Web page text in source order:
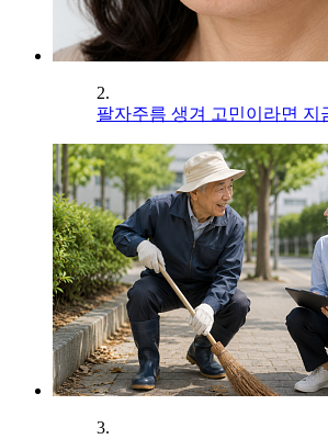
2.
팔자주름 생겨 고민이라면 지
3.